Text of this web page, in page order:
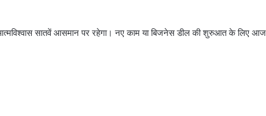
सातवें आसमान पर रहेगा। नए काम या बिजनेस डील की शुरुआत के लिए आज